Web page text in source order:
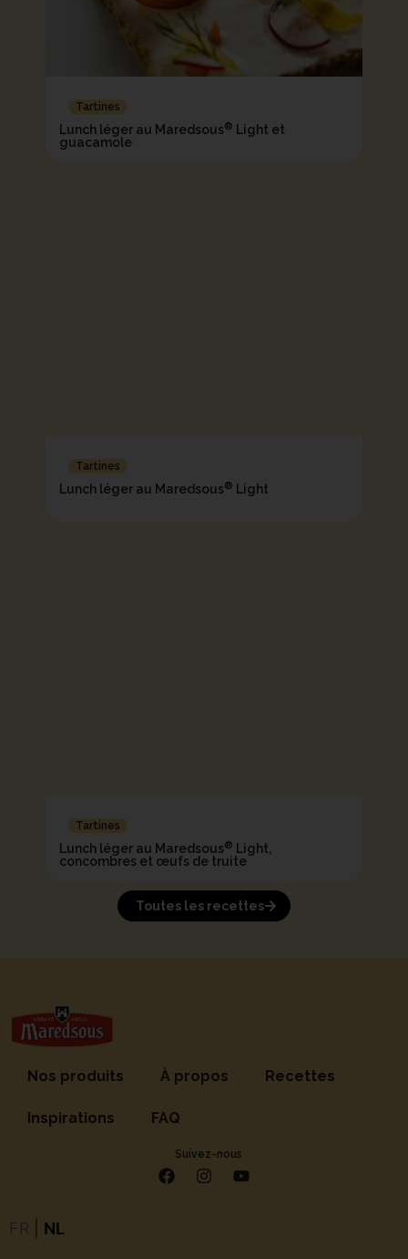
Tartines
Lunch léger au Maredsous® Light et
guacamole
Tartines
Lunch léger au Maredsous® Light
Tartines
Lunch léger au Maredsous® Light,
concombres et œufs de truite
Toutes les recettes
Nos produits À propos Recettes
Inspirations FAQ
Suivez-nous
FR NL